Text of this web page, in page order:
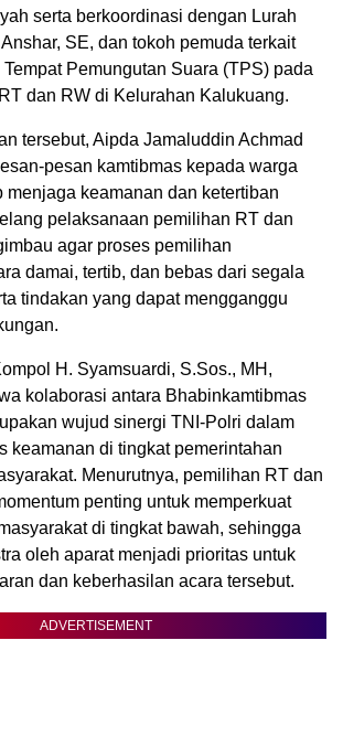
serta berkoordinasi dengan Lurah
SE, dan tokoh pemuda terkait
Pemungutan Suara (TPS) pada
dan RW di Kelurahan Kalukuang.
tersebut, Aipda Jamaluddin Achmad
pesan kamtibmas kepada warga
menjaga keamanan dan ketertiban
pelaksanaan pemilihan RT dan
agar proses pemilihan
damai, tertib, dan bebas dari segala
tindakan yang dapat mengganggu
H. Syamsuardi, S.Sos., MH,
kolaborasi antara Bhabinkamtibmas
wujud sinergi TNI-Polri dalam
keamanan di tingkat pemerintahan
Menurutnya, pemilihan RT dan
penting untuk memperkuat
di tingkat bawah, sehingga
oleh aparat menjadi prioritas untuk
dan keberhasilan acara tersebut.
ADVERTISEMENT